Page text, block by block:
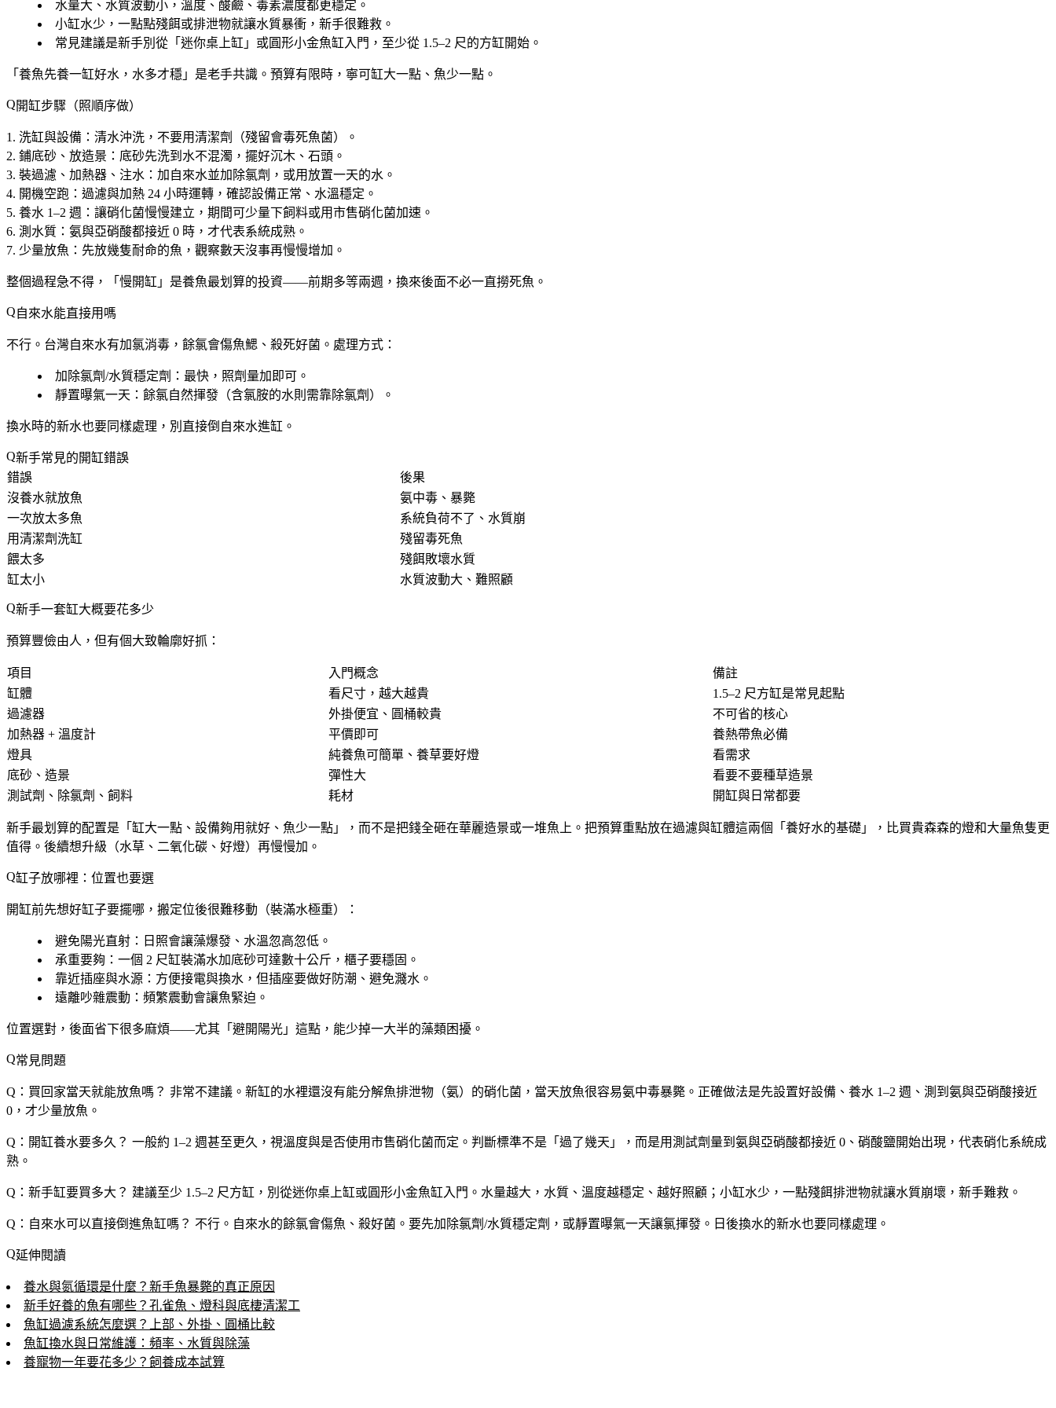
水量大、水質波動小，溫度、酸鹼、毒素濃度都更穩定。
小缸水少，一點點殘餌或排泄物就讓水質暴衝，新手很難救。
常見建議是新手別從「迷你桌上缸」或圓形小金魚缸入門，至少從 1.5–2 尺的方缸開始。
「養魚先養一缸好水，水多才穩」是老手共識。預算有限時，寧可缸大一點、魚少一點。
開缸步驟（照順序做）
洗缸與設備 ：清水沖洗，不要用清潔劑（殘留會毒死魚菌）。
鋪底砂、放造景 ：底砂先洗到水不混濁，擺好沉木、石頭。
裝過濾、加熱器、注水 ：加自來水並加除氯劑，或用放置一天的水。
開機空跑 ：過濾與加熱 24 小時運轉，確認設備正常、水溫穩定。
養水 1–2 週 ：讓硝化菌慢慢建立，期間可少量下飼料或用市售硝化菌加速。
測水質 ：氨與亞硝酸都接近 0 時，才代表系統成熟。
少量放魚 ：先放幾隻耐命的魚，觀察數天沒事再慢慢增加。
整個過程急不得， 「慢開缸」是養魚最划算的投資——前期多等兩週，換來後面不必一直撈死魚。
自來水能直接用嗎
不行。台灣自來水有加氯消毒，餘氯會傷魚鰓、殺死好菌。處理方式：
加除氯劑/水質穩定劑 ：最快，照劑量加即可。
靜置曝氣一天 ：餘氯自然揮發（含氯胺的水則需靠除氯劑）。
換水時的新水也要同樣處理，別直接倒自來水進缸。
新手常見的開缸錯誤
錯誤
後果
沒養水就放魚
氨中毒、暴斃
一次放太多魚
系統負荷不了、水質崩
用清潔劑洗缸
殘留毒死魚
餵太多
殘餌敗壞水質
缸太小
水質波動大、難照顧
新手一套缸大概要花多少
預算豐儉由人，但有個大致輪廓好抓：
項目 入門概念
備註
缸體
看尺寸，越大越貴
1.5–2 尺方缸是常見起點
過濾器
外掛便宜、圓桶較貴
不可省的核心
加熱器 + 溫度計
平價即可
養熱帶魚必備
燈具
純養魚可簡單、養草要好燈
看需求
底砂、造景
彈性大
看要不要種草造景
測試劑、除氯劑、飼料
耗材 開缸與日常都要
新手最划算的配置是「 缸大一點、設備夠用就好、魚少一點 」，而不是把錢全砸在華麗造景或一堆魚上。把預算重點放在過濾與缸體這兩個「養好水的基礎」，比買貴森森的燈和大量魚隻更
值得。後續想升級（水草、二氧化碳、好燈）再慢慢加。
缸子放哪裡：位置也要選
開缸前先想好缸子要擺哪，搬定位後很難移動（裝滿水極重）：
避免陽光直射 ：日照會讓藻爆發、水溫忽高忽低。
承重要夠 ：一個 2 尺缸裝滿水加底砂可達數十公斤，櫃子要穩固。
靠近插座與水源 ：方便接電與換水，但插座要做好防潮、避免濺水。
遠離吵雜震動 ：頻繁震動會讓魚緊迫。
位置選對，後面省下很多麻煩——尤其「避開陽光」這點，能少掉一大半的藻類困擾。
常見問題
Q：買回家當天就能放魚嗎？ 非常不建議。新缸的水裡還沒有能分解魚排泄物（氨）的硝化菌，當天放魚很容易氨中毒暴斃。正確做法是先設置好設備、養水 1–2 週、測到氨與亞硝酸接近
0，才少量放魚。
Q：開缸養水要多久？ 一般約 1–2 週甚至更久，視溫度與是否使用市售硝化菌而定。判斷標準不是「過了幾天」，而是用測試劑量到氨與亞硝酸都接近 0、硝酸鹽開始出現，代表硝化系統成
熟。
Q：新手缸要買多大？ 建議至少 1.5–2 尺方缸，別從迷你桌上缸或圓形小金魚缸入門。水量越大，水質、溫度越穩定、越好照顧；小缸水少，一點殘餌排泄物就讓水質崩壞，新手難救。
Q：自來水可以直接倒進魚缸嗎？ 不行。自來水的餘氯會傷魚、殺好菌。要先加除氯劑/水質穩定劑，或靜置曝氣一天讓氯揮發。日後換水的新水也要同樣處理。
延伸閱讀
養水與氮循環是什麼？新手魚暴斃的真正原因
新手好養的魚有哪些？孔雀魚、燈科與底棲清潔工
魚缸過濾系統怎麼選？上部、外掛、圓桶比較
魚缸換水與日常維護：頻率、水質與除藻
養寵物一年要花多少？飼養成本試算